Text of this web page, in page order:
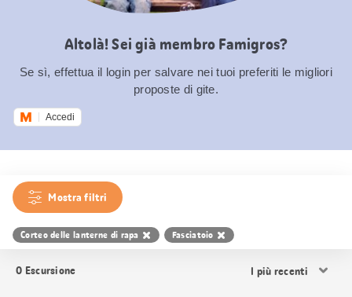
Altolà! Sei già membro Famigros?
Se sì, effettua il login per salvare nei tuoi preferiti le migliori
proposte di gite.
Accedi
Mostra filtri
Corteo delle lanterne di rapa Fasciatoio
0 Escursione
i